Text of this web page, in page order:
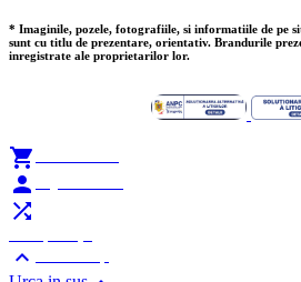
* Imaginile, pozele, fotografiile, si informatiile de pe
sunt cu titlu de prezentare, orientativ. Brandurile
inregistrate ale proprietarilor lor.



